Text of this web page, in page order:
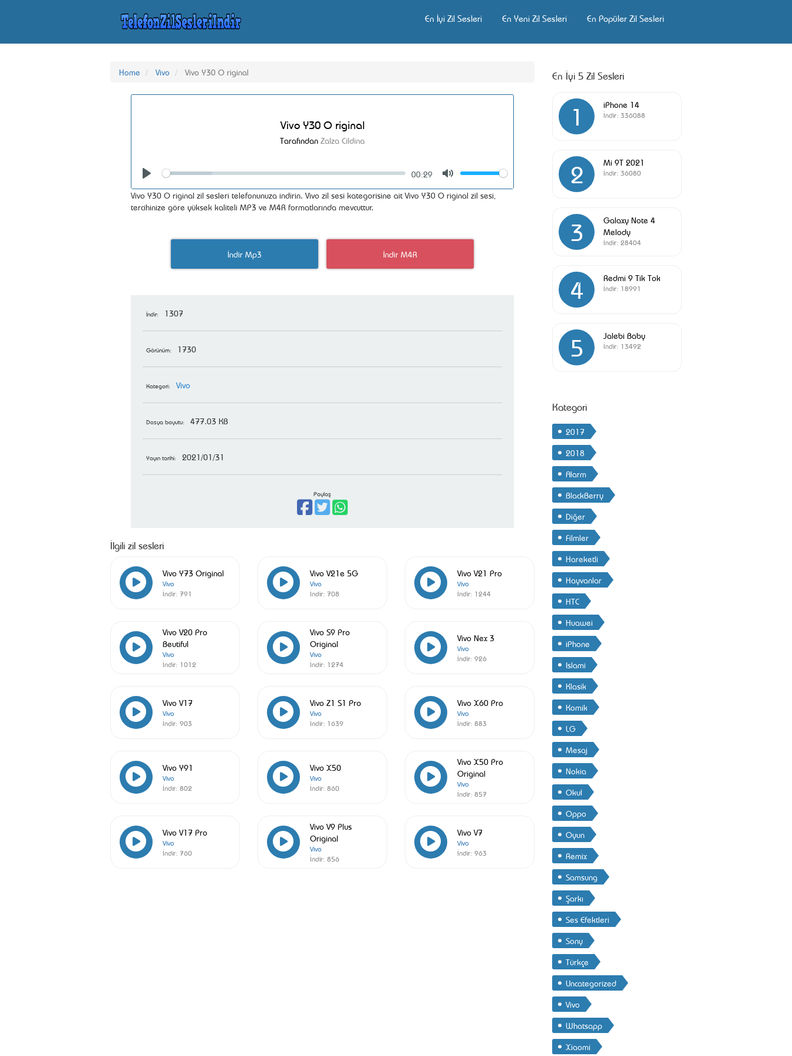
En İyi Zil Sesleri En Yeni Zil Sesleri En Popüler Zil Sesleri
Home Vivo Vivo Y30 O riginal
Vivo Y30 O riginal
Tarafından Zalza Cildina
Seek
00:29
Volume
Vivo Y30 O riginal zil sesleri telefonunuza indirin. Vivo zil sesi kategorisine ait Vivo Y30 O riginal zil sesi,
tercihinize göre yüksek kaliteli MP3 ve M4R formatlarında mevcuttur.
İndir Mp3 İndir M4R
İndir: 1307
Görünüm: 1730
Kategori: Vivo
Dosya boyutu: 477.03 KB
Yayın tarihi: 2021/01/31
Paylaş
İlgili zil sesleri
Vivo Y73 Original
Vivo
İndir: 791
Vivo V21e 5G
Vivo
İndir: 708
Vivo V21 Pro
Vivo
İndir: 1244
Vivo V20 Pro
Beutiful
Vivo
İndir: 1012
Vivo S9 Pro
Original
Vivo
İndir: 1274
Vivo Nex 3
Vivo
İndir: 926
Vivo V17
Vivo
İndir: 903
Vivo Z1 S1 Pro
Vivo
İndir: 1639
Vivo X60 Pro
Vivo
İndir: 883
Vivo Y91
Vivo
İndir: 802
Vivo X50
Vivo
İndir: 860
Vivo X50 Pro
Original
Vivo
İndir: 857
Vivo V17 Pro
Vivo
İndir: 760
Vivo V9 Plus
Original
Vivo
İndir: 856
Vivo V7
Vivo
İndir: 963
En İyi 5 Zil Sesleri
1 iPhone 14
İndir: 336088
2 Mi 9T 2021
İndir: 36080
3
Galaxy Note 4
Melody
İndir: 28404
4 Redmi 9 Tik Tok
İndir: 18991
5 Jalebi Baby
İndir: 13492
Kategori
2017
2018
Alarm
BlackBerry
Diğer
Filmler
Hareketli
Hayvanlar
HTC
Huawei
iPhone
Islami
Klasik
Komik
LG
Mesaj
Nokia
Okul
Oppo
Oyun
Remix
Samsung
Şarkı
Ses Efektleri
Sony
Türkçe
Uncategorized
Vivo
Whatsapp
Xiaomi